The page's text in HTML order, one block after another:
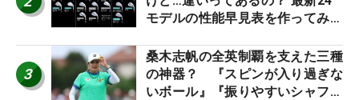
モデルの性能早見表を作ってみ
3
桑木志帆の全英制覇を支えた三種
の神器？ 『スピンが入り過ぎな
いボール』『振りやすいシャフ